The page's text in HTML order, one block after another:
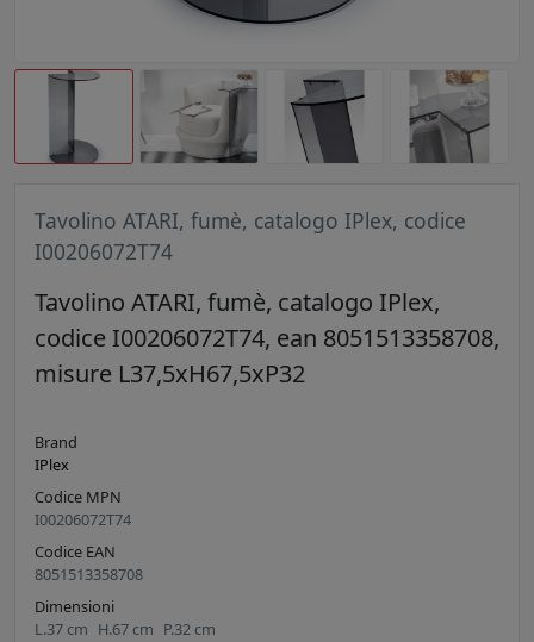
Tavolino ATARI, fumè, catalogo IPlex, codice
I00206072T74
Tavolino ATARI, fumè, catalogo IPlex,
codice I00206072T74, ean 8051513358708,
misure L37,5xH67,5xP32
Brand
IPlex
Codice MPN
I00206072T74
Codice EAN
8051513358708
Dimensioni
L.37 cm H.67 cm P.32 cm